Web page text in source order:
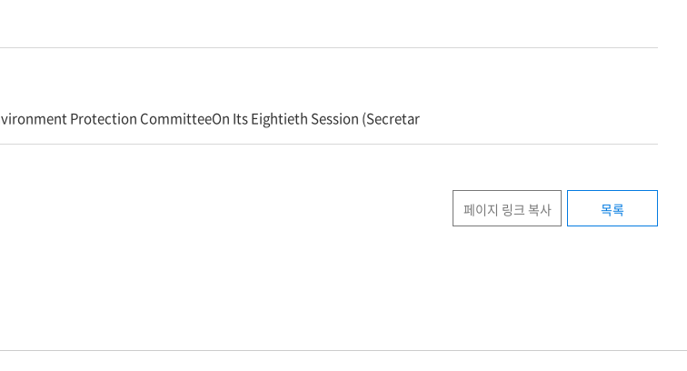
Protection CommitteeOn Its Eightieth Session (Secretar
페이지 링크 복사 목록